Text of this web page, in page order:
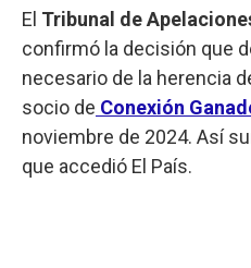
El Tribunal de
confirmó la decisión que
necesario de la herencia
socio de Conexión
noviembre de 2024. Así
que accedió El País.